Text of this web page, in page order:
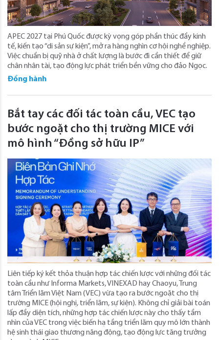
APEC 2027 tại Phú Quốc được kỳ vọng góp phần thúc đẩy kinh
tế, kiến tạo “di sản sự kiện”, mở ra hàng nghìn cơ hội nghề nghiệp.
Việc chuẩn bị quỹ nhà ở chất lượng là bước đi cần thiết để giữ
chân nhân tài, tạo động lực phát triển bền vững cho đảo Ngọc.
Đồng hành
Bắt tay các đối tác toàn cầu, VEC tạo
bước ngoặt cho thị trường MICE với
mô hình “Đồng sở hữu IP”
Liên tiếp ký kết thỏa thuận hợp tác chiến lược với những đối tác
toàn cầu như Informa Markets, VINEXAD hay Chaoyu, Trung
tâm Triển lãm Việt Nam (VEC) vừa tạo ra bước ngoặt cho thị
trường MICE (hội nghị, triển lãm, sự kiện). Không chỉ giải bài toán
lấp đầy diện tích, những hợp tác chiến lược này cho thấy tầm
nhìn của VEC trong việc biến hạ tầng triển lãm quy mô lớn thành
hệ sinh thái giao thương năng động, tạo động lực tăng trưởng